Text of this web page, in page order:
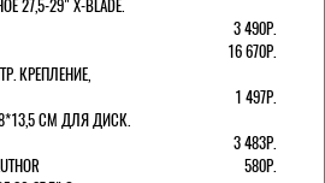
27,5-29" X-BLADE.
3 490Р.
16 670Р.
КРЕПЛЕНИЕ,
1 497Р.
СМ ДЛЯ ДИСК.
3 483Р.
580Р.